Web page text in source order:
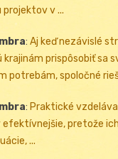
projektov v ...
: Aj keď nezávislé
krajinám prispôsobiť sa
potrebám, spoločné
: Praktické
efektívnejšie, pretože
...